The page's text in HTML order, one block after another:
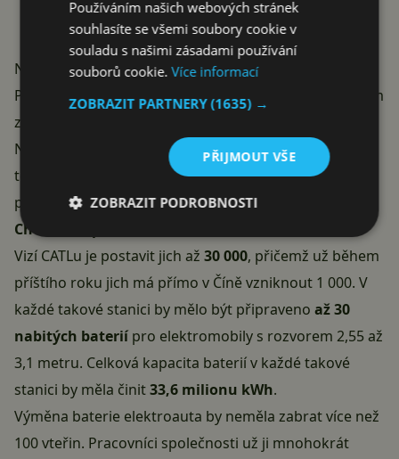
Na projektu už se pracuje
Přímé výměny vybitých baterií za nabité nejsou plánem
z říše sci-fi. CATL už na svém plánu začal pracovat.
Navázal spolupráci s bezmála 100 partnery a jedná o
tom, že by došlo ke
standardizaci bateriía
postupnému budování výměnných stanic nazvaných
Choco-Swap
Vizí CATLu je postavit jich až 30 000, přičemž už během
příštího roku jich má přímo v Číně vzniknout 1 000. V
každé takové stanici by mělo být připraveno až 30
nabitých bateriípro elektromobily s rozvorem 2,55 až
3,1 metru. Celková kapacita bateriív každé takové
stanici by měla činit33,6 milionu kWh.
Výměna baterie elektroauta by neměla zabrat více než
100 vteřin. Pracovníci společnosti už ji mnohokrát
Používáním našich webových stránek
souhlasíte se všemi soubory cookie v
souladu s našimi zásadami používání
souborů cookie.Více informací
ZOBRAZIT PARTNERY(1635) →
PŘIJMOUT VŠE
ZOBRAZIT PODROBNOSTI